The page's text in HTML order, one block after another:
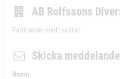
AB Rolfssons
Partihandel med textilier
Skicka
Namn: